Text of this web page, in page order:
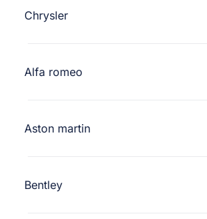
Chrysler
Alfa romeo
Aston martin
Bentley